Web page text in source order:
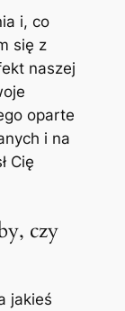
i, co
się z
naszej
oparte
i na
Cię
czy
jakieś